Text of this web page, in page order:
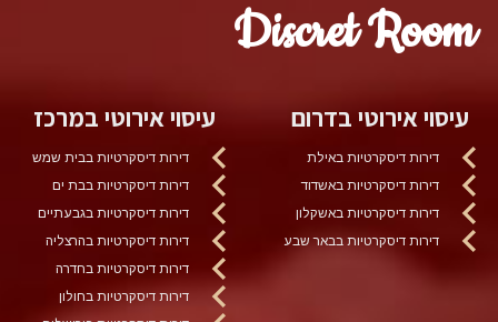
Discret Room
עיסוי אירוטי בדרום
דירות דיסקרטיות באילת
דירות דיסקרטיות באשדוד
דירות דיסקרטיות באשקלון
דירות דיסקרטיות בבאר שבע
עיסוי אירוטי במרכז
דירות דיסקרטיות בבית שמש
דירות דיסקרטיות בבת ים
דירות דיסקרטיות בגבעתיים
דירות דיסקרטיות בהרצליה
דירות דיסקרטיות בחדרה
דירות דיסקרטיות בחולון